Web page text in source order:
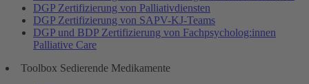
DGP Zertifizierung von Palliativdiensten
DGP Zertifizierung von SAPV-KJ-Teams
DGP und BDP Zertifizierung von Fachpsycholog:innen
Palliative Care
Toolbox Sedierende Medikamente